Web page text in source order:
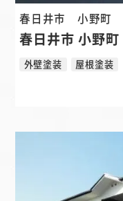
春日井市 小野町
外壁塗装 屋根塗装